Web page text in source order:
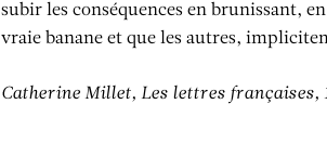
subir les conséquences en brunissant,
vraie banane et que les autres,
Catherine Millet, Les lettres françaises,